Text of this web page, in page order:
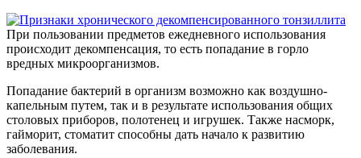
При пользовании предметов ежедневного использования
происходит декомпенсация, то есть попадание в горло
вредных микроорганизмов.
Попадание бактерий в организм возможно как воздушно-
капельным путем, так и в результате использования общих
столовых приборов, полотенец и игрушек. Также насморк,
гайморит, стоматит способны дать начало к развитию
заболевания.